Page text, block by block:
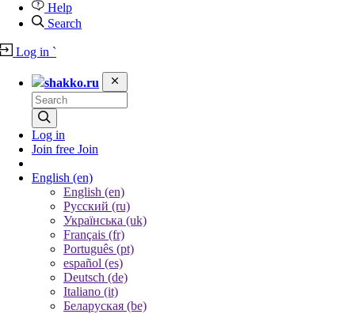
Help
Search
Log in `
shakko.ru
Log in
Join free Join
English (en)
English (en)
Русский (ru)
Українська (uk)
Français (fr)
Português (pt)
español (es)
Deutsch (de)
Italiano (it)
Беларуская (be)